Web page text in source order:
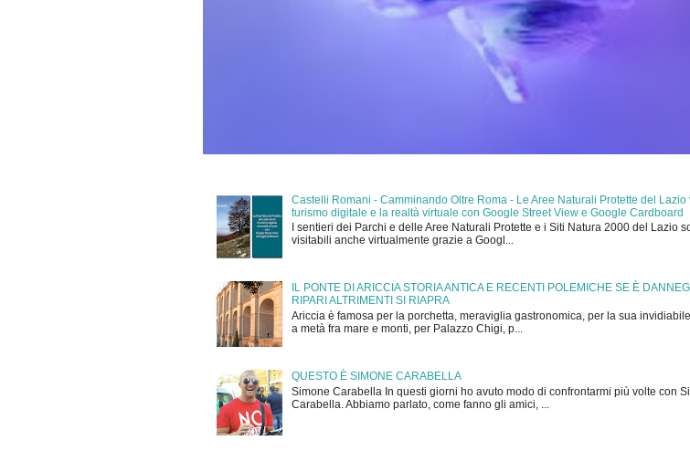
Castelli Romani - Camminando Oltre Roma - Le Aree Naturali Protette del Lazio
turismo digitale e la realtà virtuale con Google Street View e Google Cardboard
I sentieri dei Parchi e delle Aree Naturali Protette e i Siti Natura 2000 del Lazio
visitabili anche virtualmente grazie a Googl...
IL PONTE DI ARICCIA STORIA ANTICA E RECENTI POLEMICHE SE È
RIPARI ALTRIMENTI SI RIAPRA
Ariccia è famosa per la porchetta, meraviglia gastronomica, per la sua
a metà fra mare e monti, per Palazzo Chigi, p...
QUESTO È SIMONE CARABELLA
Simone Carabella In questi giorni ho avuto modo di confrontarmi più volte con
Carabella. Abbiamo parlato, come fanno gli amici, ...